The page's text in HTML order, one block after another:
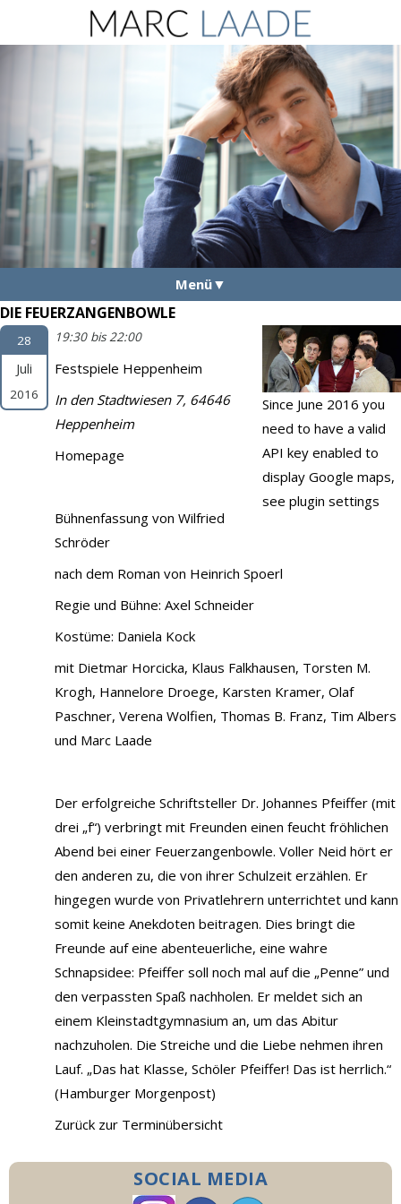
Menü
Aktuelles
DIE FEUERZANGENBOWLE
28
Juli
2016
Since June 2016 you
need to have a valid
API key enabled to
display Google maps,
see plugin settings
19:30 bis 22:00
Festspiele Heppenheim
In den Stadtwiesen 7, 64646
Heppenheim
Homepage
Bühnenfassung von Wilfried
Schröder
nach dem Roman von Heinrich Spoerl
Regie und Bühne: Axel Schneider
Kostüme: Daniela Kock
mit Dietmar Horcicka, Klaus Falkhausen, Torsten M.
Krogh, Hannelore Droege, Karsten Kramer, Olaf
Paschner, Verena Wolfien, Thomas B. Franz, Tim Albers
und Marc Laade
Der erfolgreiche Schriftsteller Dr. Johannes Pfeiffer (mit
drei „f“) verbringt mit Freunden einen feucht fröhlichen
Abend bei einer Feuerzangenbowle. Voller Neid hört er
den anderen zu, die von ihrer Schulzeit erzählen. Er
hingegen wurde von Privatlehrern unterrichtet und kann
somit keine Anekdoten beitragen. Dies bringt die
Freunde auf eine abenteuerliche, eine wahre
Schnapsidee: Pfeiffer soll noch mal auf die „Penne” und
den verpassten Spaß nachholen. Er meldet sich an
einem Kleinstadtgymnasium an, um das Abitur
nachzuholen. Die Streiche und die Liebe nehmen ihren
Lauf. „Das hat Klasse, Schöler Pfeiffer! Das ist herrlich.“
(Hamburger Morgenpost)
Zurück zur Terminübersicht
SOCIAL MEDIA